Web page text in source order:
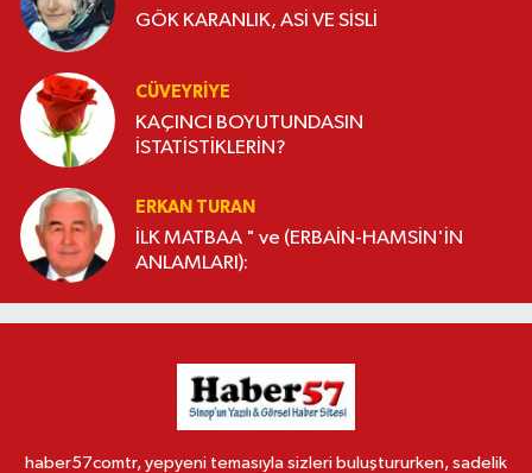
GÖK KARANLIK, ASİ VE SİSLİ
CÜVEYRIYE
KAÇINCI BOYUTUNDASIN
İSTATİSTİKLERİN?
ERKAN TURAN
İLK MATBAA " ve (ERBAİN-HAMSİN'İN
ANLAMLARI):
haber57comtr, yepyeni temasıyla sizleri buluştururken, sadelik